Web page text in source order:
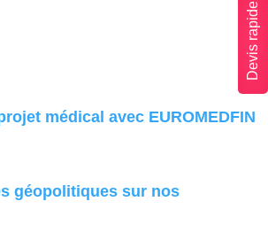
médical avec EUROMEDFIN
géopolitiques sur nos
Devis rapide